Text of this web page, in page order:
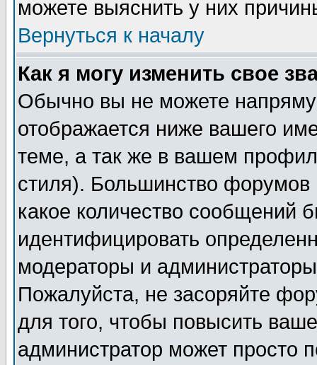
можете выяснить у них
Вернуться к началу
Как я могу изменить свое
Обычно вы не можете
отображается ниже вашего
теме, а так же в вашем
стиля). Большинство форумов
какое количество сообщений
идентифицировать
модераторы и
Пожалуйста, не засоряйте
для того, чтобы повысить
администратор может просто